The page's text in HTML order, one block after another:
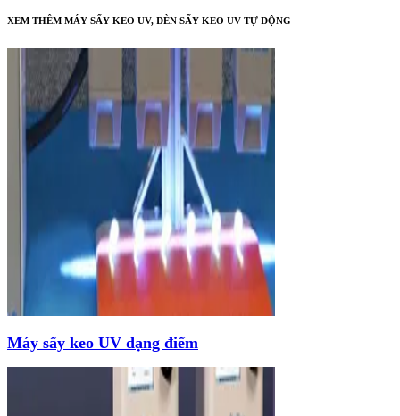
XEM THÊM MÁY SẤY KEO UV, ĐÈN SẤY KEO UV TỰ ĐỘNG
Máy sấy keo UV dạng điểm